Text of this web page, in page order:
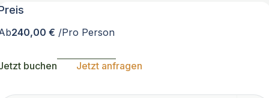
240,00 € /Pro Person
buchen Jetzt anfragen